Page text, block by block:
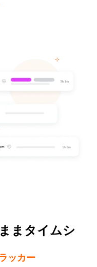
まタイムシ
ッカー